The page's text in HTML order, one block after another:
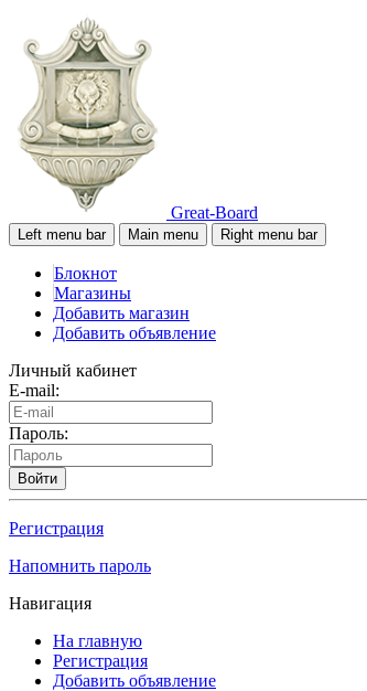
Great-Board
Left menu bar Main menu Right menu bar
Блокнот
Магазины
Добавить магазин
Добавить объявление
Личный кабинет
E-mail:
Пароль:
Войти
Регистрация
Напомнить пароль
Навигация
На главную
Регистрация
Добавить объявление